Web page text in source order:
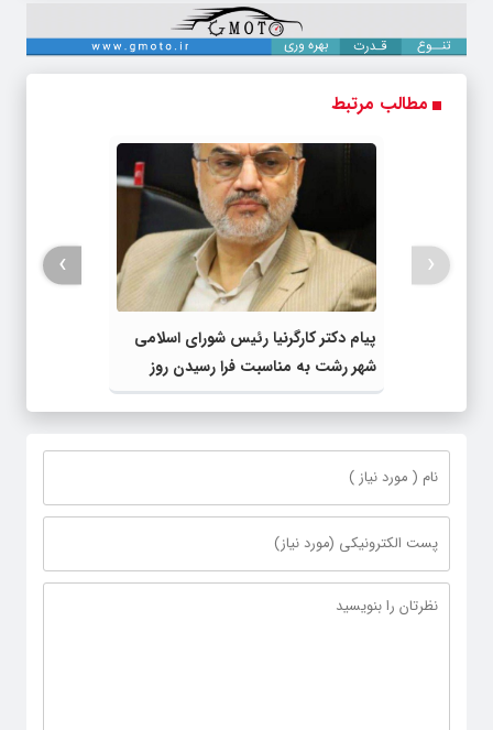
مطالب مرتبط
پیام دکتر کارگرنیا رئیس شورای اسلامی
شهر رشت به مناسبت فرا رسیدن روز
خبرنگار
‹
›